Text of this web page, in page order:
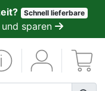
Schnell lieferbare
sparen